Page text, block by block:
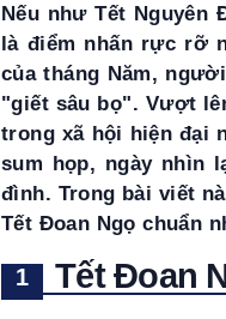
Nếu như Tết Nguyên
là điểm nhấn rực rỡ
của tháng Năm,
"giết sâu bọ". Vượt
trong xã hội hiện đại
sum họp, ngày nhìn
đình. Trong bài viết
Tết Đoan Ngọ chuẩn
Tết Đoan